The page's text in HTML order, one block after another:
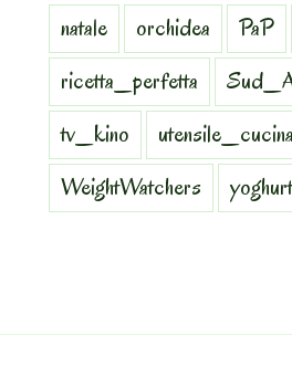
natale
orchidea PaP
ricetta_perfetta
tv_kino
utensile_cucina
WeightWatchers
yoghurt